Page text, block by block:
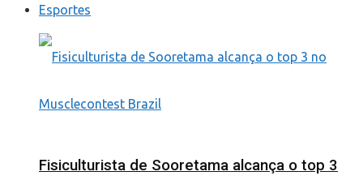
Esportes
Fisiculturista de Sooretama alcança o top 3